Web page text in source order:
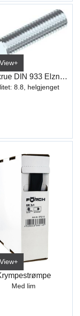
6kt Skrue DIN 933 Elzn hel.gj
8.8, helgjenget
Med lim